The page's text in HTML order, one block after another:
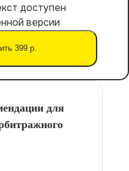
доступен
версии
399 р.
для